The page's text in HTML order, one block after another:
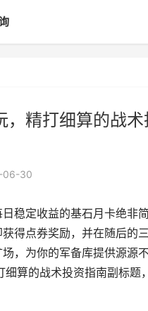
，精打细算的战
06-30
稳定收益的基石月卡绝非
得点券奖励，并在随后的
，为你的军备库提供源源
细算的战术投资指南副标题